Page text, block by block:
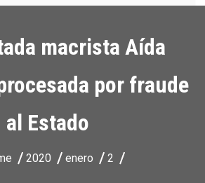
macrista Aída
por fraude
al Estado
2020 enero 2